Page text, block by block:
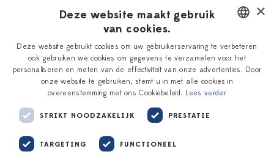
Verhaal
Onze plateelschilders
Delfts Blauw
Workshops
Vacatures
Zakelijk
DUTCH
ENGLISH
×
Deze website maakt gebruik
van cookies.
Deze website gebruikt cookies om uw gebruikerservaring te verbeteren
ook gebruiken we cookies om gegevens te verzamelen voor het
personaliseren en meten van de effectiviteit van onze advertenties. Door
onze website te gebruiken, stemt u in met alle cookies in
overeenstemming met ons Cookiebeleid. Lees verder
STRIKT NOODZAKELIJK PRESTATIE
TARGETING FUNCTIONEEL